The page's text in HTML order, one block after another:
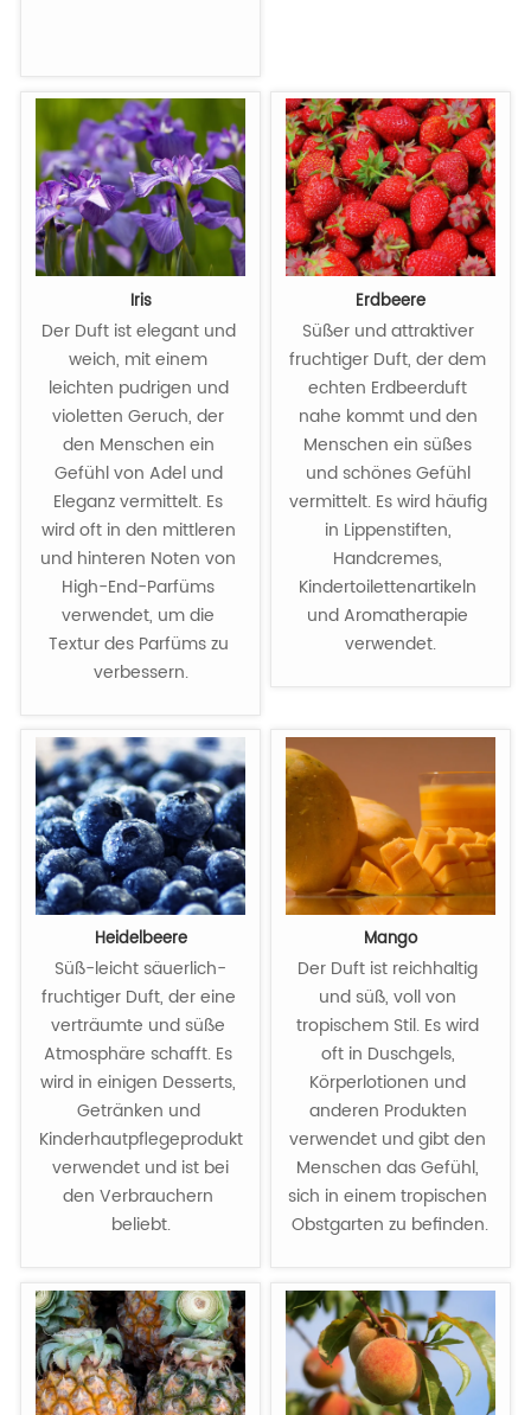
Iris
Der Duft ist elegant und
weich, mit einem
leichten pudrigen und
violetten Geruch, der
den Menschen ein
Gefühl von Adel und
Eleganz vermittelt. Es
wird oft in den mittleren
und hinteren Noten von
High-End-Parfüms
verwendet, um die
Textur des Parfüms zu
verbessern.
Erdbeere
Süßer und attraktiver
fruchtiger Duft, der dem
echten Erdbeerduft
nahe kommt und den
Menschen ein süßes
und schönes Gefühl
vermittelt. Es wird häufig
in Lippenstiften,
Handcremes,
Kindertoilettenartikeln
und Aromatherapie
verwendet.
Heidelbeere
Süß-leicht säuerlich-
fruchtiger Duft, der eine
verträumte und süße
Atmosphäre schafft. Es
wird in einigen Desserts,
Getränken und
Kinderhautpflegeprodukten
verwendet und ist bei
den Verbrauchern
beliebt.
Mango
Der Duft ist reichhaltig
und süß, voll von
tropischem Stil. Es wird
oft in Duschgels,
Körperlotionen und
anderen Produkten
verwendet und gibt den
Menschen das Gefühl,
sich in einem tropischen
Obstgarten zu befinden.